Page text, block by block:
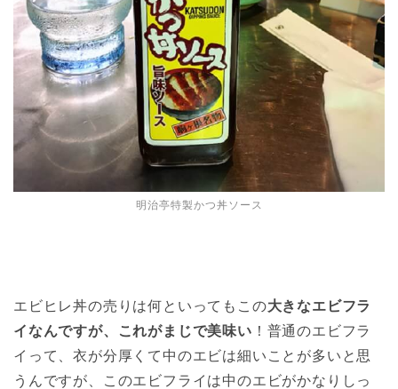
明治亭特製かつ丼ソース
エビヒレ丼の売りは何といってもこの大きなエビフラ
イなんですが、これがまじで美味い ！普通のエビフラ
イって、衣が分厚くて中のエビは細いことが多いと思
うんですが、このエビフライは中のエビがかなりしっ